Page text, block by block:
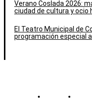
Verano Coslada 2026:
ciudad de cultura y
El Teatro Municipal de
programación especial
Contacto